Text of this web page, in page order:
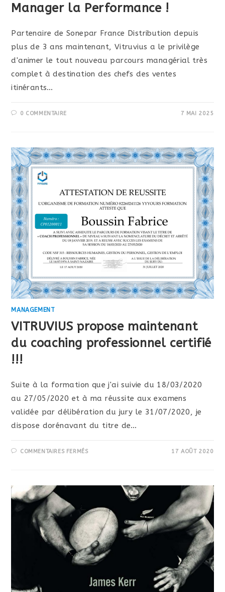
Manager la Performance !
Partenaire de Sonepar France Distribution depuis
plus de 3 ans maintenant, Vitruvius a le privilège
d'animer le tout nouveau parcours managérial très
complet à destination des chefs des ventes
itinérants…
0 COMMENTAIRE 7 MAI 2025
MANAGEMENT
VITRUVIUS propose maintenant
du coaching professionnel certifié
!!!
Suite à la formation que j'ai suivie du 18/03/2020
au 27/05/2020 et à ma réussite aux examens
validée par délibération du jury le 31/07/2020, je
dispose dorénavant du titre de…
COMMENTAIRES FERMÉSSUR
COACHING
PROFESSIONNEL
17 AOÛT 2020